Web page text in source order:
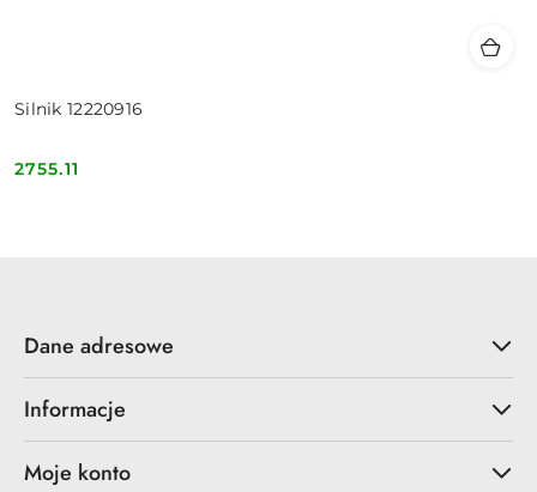
Silnik 12220916
Cena:
2755.11
Dane adresowe
Informacje
Moje konto